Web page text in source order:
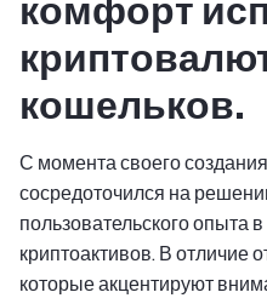
комфорт
кошельков.
С момента своего
сосредоточился на
пользовательского опыта
криптоактивов. В отличие
которые акцентируют